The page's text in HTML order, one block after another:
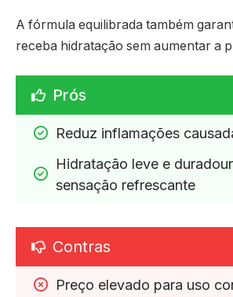
A fórmula equilibrada também
receba hidratação sem aumentar a
Prós
Reduz inflamações
Hidratação leve e
sensação refrescante
Contras
Preço elevado para uso